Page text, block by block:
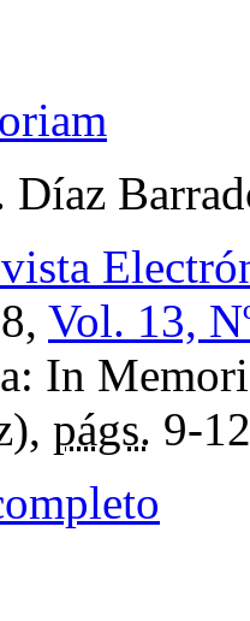
Díaz
Vol. 13,
In
págs. 9-12